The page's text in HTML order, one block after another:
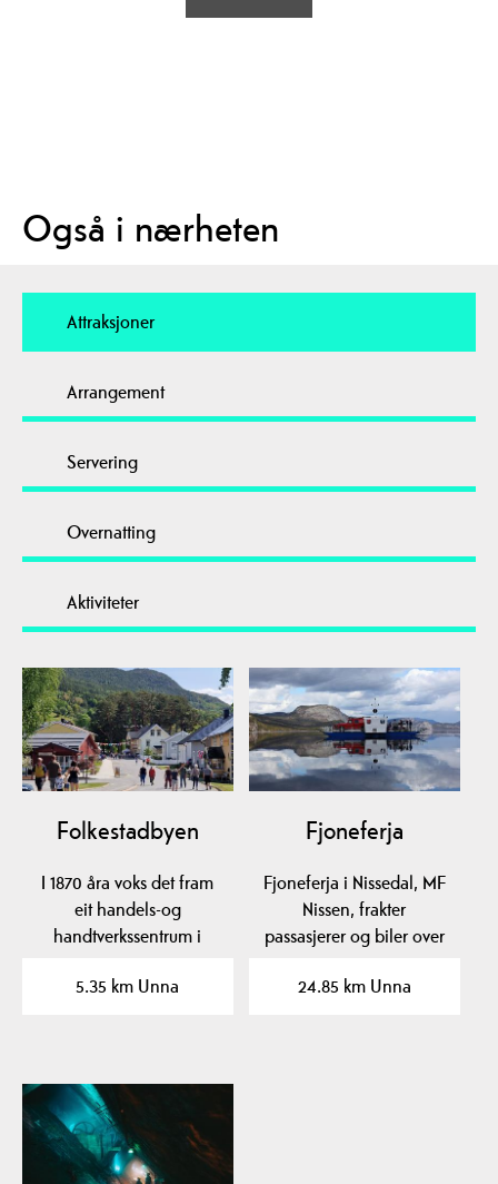
Også i nærheten
Attraksjoner
Arrangement
Servering
Overnatting
Aktiviteter
Folkestadbyen
I 1870 åra voks det fram
eit handels-og
handtverkssentrum i
5.35 km Unna
Fjoneferja
Fjoneferja i Nissedal, MF
Nissen, frakter
passasjerer og biler over
24.85 km Unna